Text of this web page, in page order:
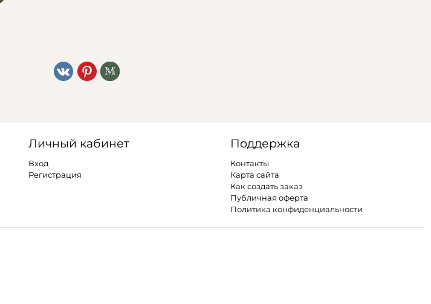
Личный кабинет
Вход
Регистрация
Поддержка
Контакты
Карта сайта
Как создать заказ
Публичная оферта
Политика конфиденциальности